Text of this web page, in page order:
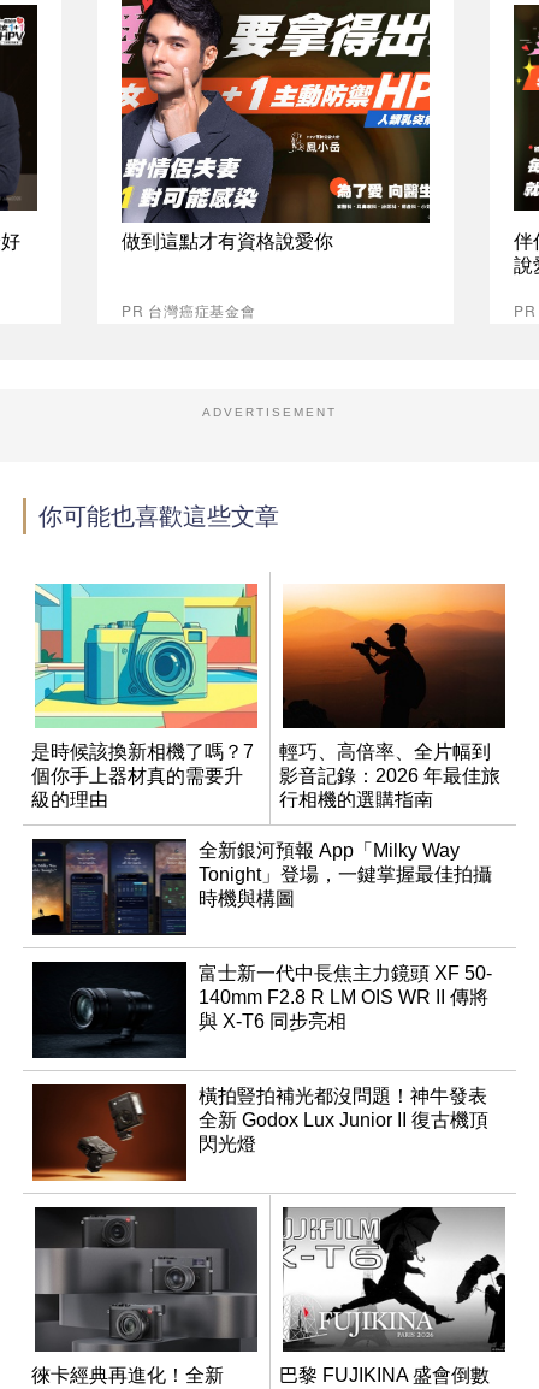
做到這點才有資格說愛你
PR 台灣癌症基金會
伴
說
ADVERTISEMENT
你可能也喜歡這些文章
是時候該換新相機了嗎？7
個你手上器材真的需要升
級的理由
輕巧、高倍率、全片幅到
影音記錄：2026 年最佳旅
行相機的選購指南
全新銀河預報 App「Milky Way
Tonight」登場，一鍵掌握最佳拍攝
時機與構圖
富士新一代中長焦主力鏡頭 XF 50-
140mm F2.8 R LM OIS WR II 傳將
與 X-T6 同步亮相
橫拍豎拍補光都沒問題！神牛發表
全新 Godox Lux Junior II 復古機頂
閃光燈
徠卡經典再進化！全新
巴黎 FUJIKINA 盛會倒數